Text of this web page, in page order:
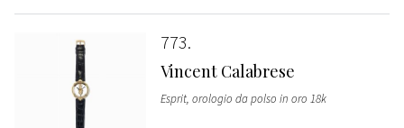
773
Vincent Calabrese
Esprit, orologio da polso in oro 18k